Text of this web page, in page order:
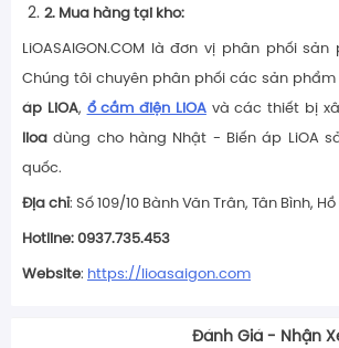
2. Mua hàng tại kho:
LiOASAIGON.COM là đơn vị phân phối
Chúng tôi chuyên phân phối các sản
áp LiOA, ổ cắm điện LiOAvà các thiết bị
lioa dùng cho hàng Nhật - Biến áp LiOA
quốc.
Địa chỉ: Số 109/10 Bành Văn Trân, Tân Bình,
Hotline: 0937.735.453
Website: https://lioasaigon.com
Đánh Giá - Nhận